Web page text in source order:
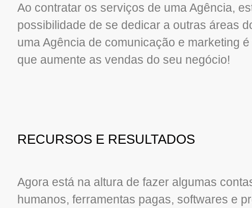
Ao contratar os serviços de uma Agência,
possibilidade de se dedicar a outras áreas
uma Agência de comunicação e marketing
que aumente as vendas do seu negócio!
RECURSOS E RESULTADOS
Agora está na altura de fazer algumas
humanos, ferramentas pagas, softwares e